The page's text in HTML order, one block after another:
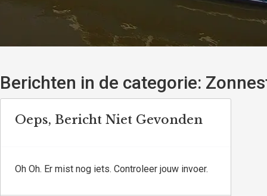
Berichten in de categorie:
Oeps, Bericht Niet Gevonden
Oh Oh. Er mist nog iets. Controleer jouw invoer.